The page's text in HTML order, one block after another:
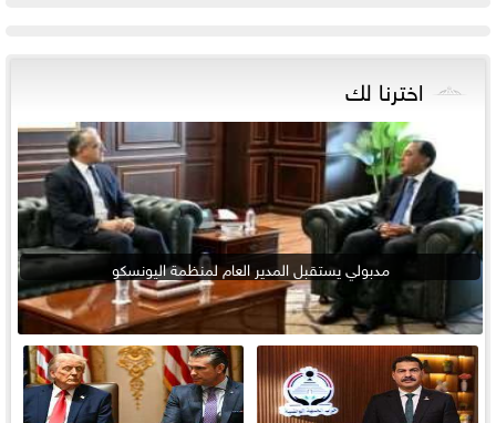
اخترنا لك
مدبولي يستقبل المدير العام لمنظمة اليونسكو